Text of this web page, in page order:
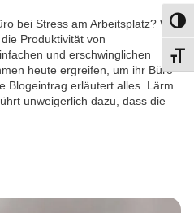
bei Stress am Arbeitsplatz? Wie
Produktivität von
und erschwinglichen
heute ergreifen, um ihr Büro
Blogeintrag erläutert alles. Lärm
unweigerlich dazu, dass die